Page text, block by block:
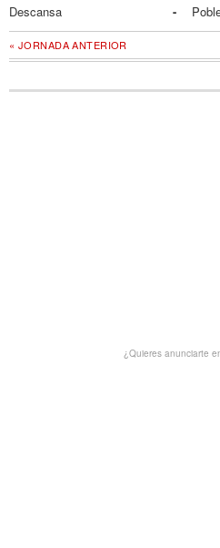
Descansa -
« JORNADA ANTERIOR
¿Quieres anunciarte